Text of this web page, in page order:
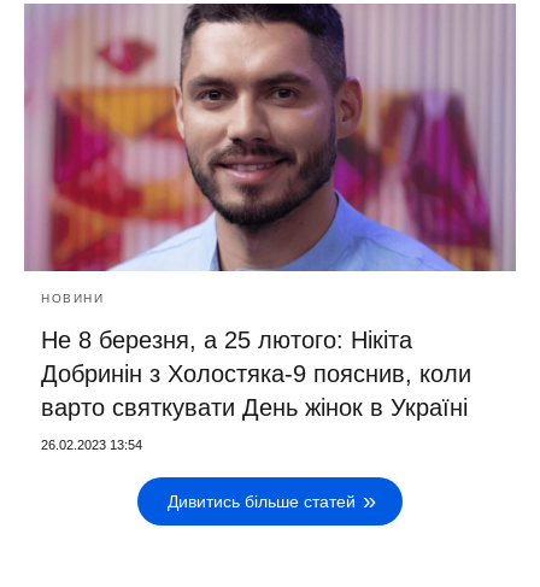
НОВИНИ
Не 8 березня, а 25 лютого: Нікіта
Добринін з Холостяка-9 пояснив, коли
варто святкувати День жінок в Україні
26.02.2023 13:54
Дивитись більше статей